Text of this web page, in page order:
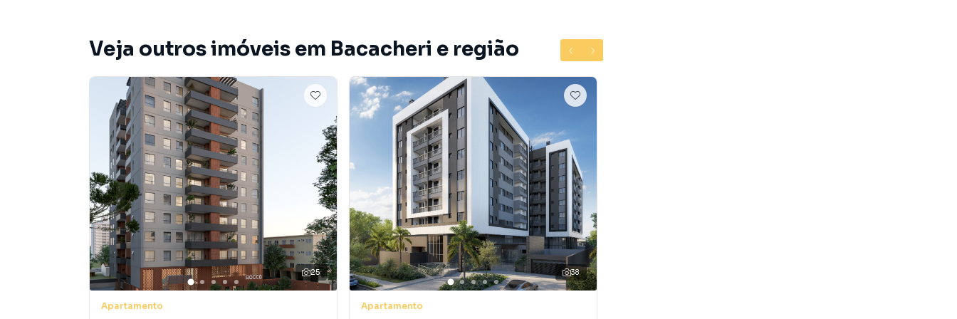
campanhas focadas na região, garantindo visibilidade e resultados rápidos para o seu imóvel. Anuncie
com quem domina o mercado digital!
Apartamento para Venda em região valorizada do bairro Bacacheri, em Curitiba. Não encontrou o que
procurava ou deseja mais informações sobre Apartamento em Curitiba? Entre em contato com nossa
equipe pelo telefone (41) 3282-8100.
A Haas Imóveis tem mais opções de apartamentos, casas residenciais e comerciais, sobrados,
terrenos, lojas e barracões para venda ou locação, além de empreendimentos em construção ou
lançamentos na planta em Bacacheri e em outras regiões de Curitiba. Aqui você encontra milhares de
ofertas para encontrar o imóvel que mais combina com seu estilo de vida.
consegue comprar ou alugar um imóvel em Curitiba mesmo não estando na cidade e com a praticidade
Veja outros imóveis em Bacacheri e região
25
Apartamento
38
Apartamento